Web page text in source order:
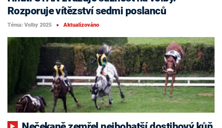
Rozporuje vítězství sedmi poslanců
Téma: Volby 2025 ■ Aktualizováno